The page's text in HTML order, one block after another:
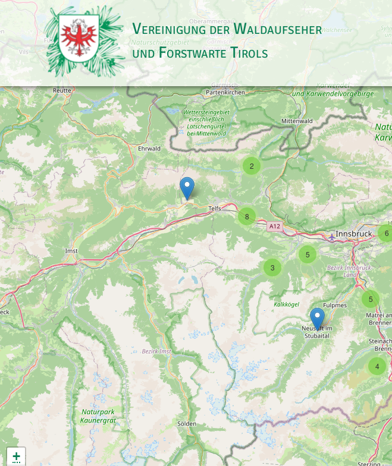
Vereinigung der Waldaufseher
und Forstwarte Tirols
Allgemein
Impressum
Datenschutz
Ihre Werbung bei
uns?
E-Mail
2
4
3
8
6
5
5
+